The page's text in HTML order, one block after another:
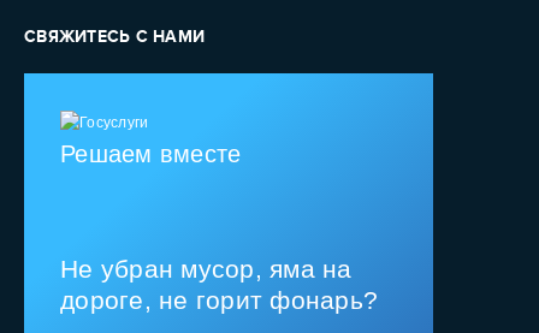
СВЯЖИТЕСЬ С НАМИ
Решаем вместе
Не убран мусор, яма на
дороге, не горит фонарь?